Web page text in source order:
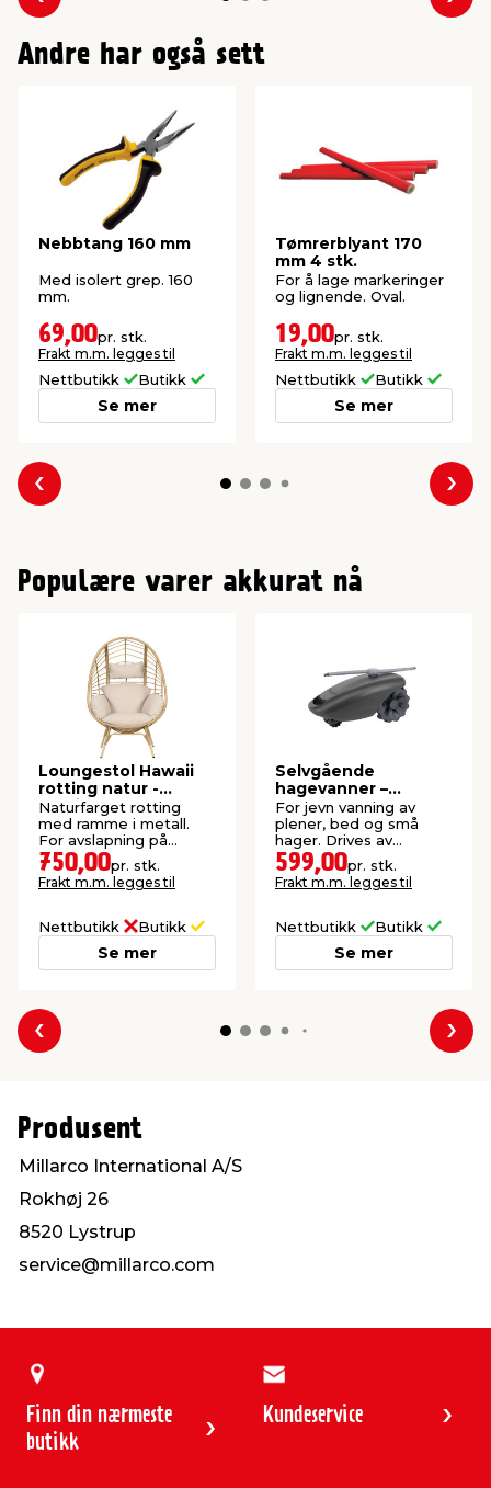
Forrige
Andre har også sett
Nebbtang 160 mm
Med isolert grep. 160
mm.
69,00pr. stk.
Frakt m.m. legges til
Nettbutikk Butikk
Se mer
Tømrerblyant 170
mm 4 stk.
For å lage markeringer
og lignende. Oval.
19,00pr. stk.
Frakt m.m. legges til
Nettbutikk Butikk
Se mer
Forrige
Populære varer akkurat nå
Loungestol Hawaii
rotting natur -
Sunlife®
Naturfarget rotting
med ramme i metall.
For avslapning på
terrassen, i hagen eller i
vinterhagen.
750,00pr. stk.
Frakt m.m. legges til
Nettbutikk Butikk
Se mer
Selvgående
hagevanner –
Garden®
For jevn vanning av
plener, bed og små
hager. Drives av
vanntrykket fra
hageslangen.
599,00pr. stk.
Frakt m.m. legges til
Nettbutikk Butikk
Se mer
Forrige
Produsent
Millarco International A/S
Rokhøj 26
8520 Lystrup
service@millarco.com
Finn din nærmeste
butikk
Kundeservice